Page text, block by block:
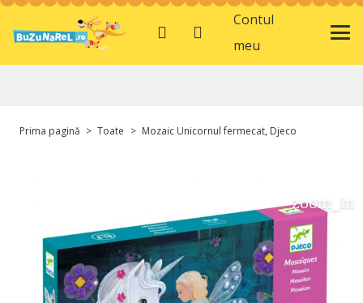
Contul
meu
Prima pagină > Toate > Mozaic Unicornul fermecat, Djeco